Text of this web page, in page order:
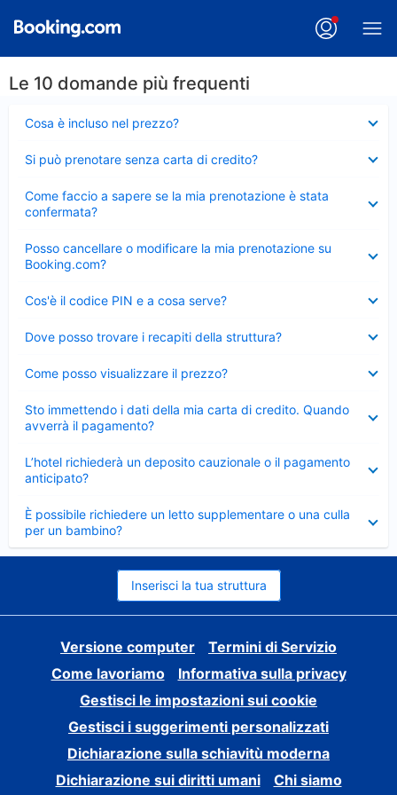
Le 10 domande più frequenti
Cosa è incluso nel prezzo?
chiuso
Si può prenotare senza carta di credito?
chiuso
Come faccio a sapere se la mia prenotazione è stata
confermata?
chiuso
Posso cancellare o modificare la mia prenotazione su
Booking.com?
chiuso
Cos'è il codice PIN e a cosa serve?
chiuso
Dove posso trovare i recapiti della struttura?
chiuso
Come posso visualizzare il prezzo?
chiuso
Sto immettendo i dati della mia carta di credito. Quando
avverrà il pagamento?
chiuso
L’hotel richiederà un deposito cauzionale o il pagamento
anticipato?
chiuso
È possibile richiedere un letto supplementare o una culla
per un bambino?
Elemento
chiuso
Inserisci la tua struttura
Versione computer
Termini di Servizio
Come lavoriamo
Informativa sulla privacy
Gestisci le impostazioni sui cookie
Gestisci i suggerimenti personalizzati
Dichiarazione sulla schiavitù moderna
Dichiarazione sui diritti umani
Chi siamo